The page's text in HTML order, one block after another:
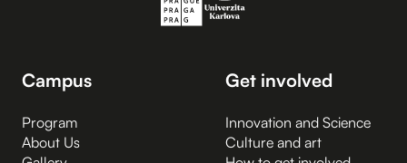
Campus
Program
About Us
Get involved
Innovation and Science
Culture and art